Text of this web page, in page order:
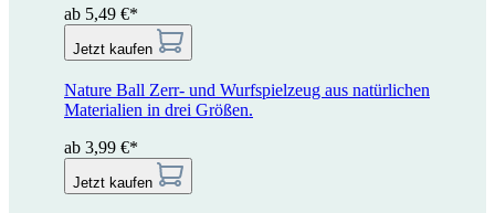
ab 5,49 €*
Jetzt kaufen
Nature Ball Zerr- und Wurfspielzeug aus natürlichen
Materialien in drei Größen.
ab 3,99 €*
Jetzt kaufen